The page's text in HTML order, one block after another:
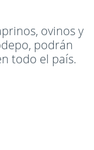
ovinos y
podrán
todo el país.